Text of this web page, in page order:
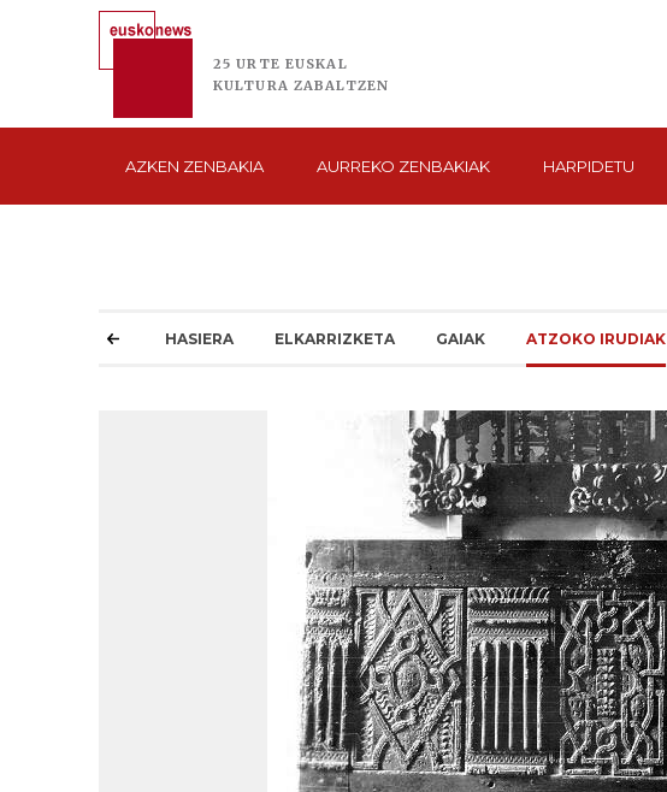
25 URTE EUSKAL
KULTURA ZABALTZEN
AZKEN ZENBAKIA AURREKO ZENBAKIAK HARPIDETU
HASIERA ELKARRIZKETA GAIAK ATZOKO IRUDIAK